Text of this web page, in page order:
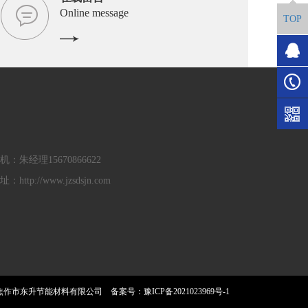
Online message
：朱经理15670866622
：http://www.jzsdsjn.com
市东升节能材料有限公司 备案号： 豫ICP备2021023969号-1
TOP